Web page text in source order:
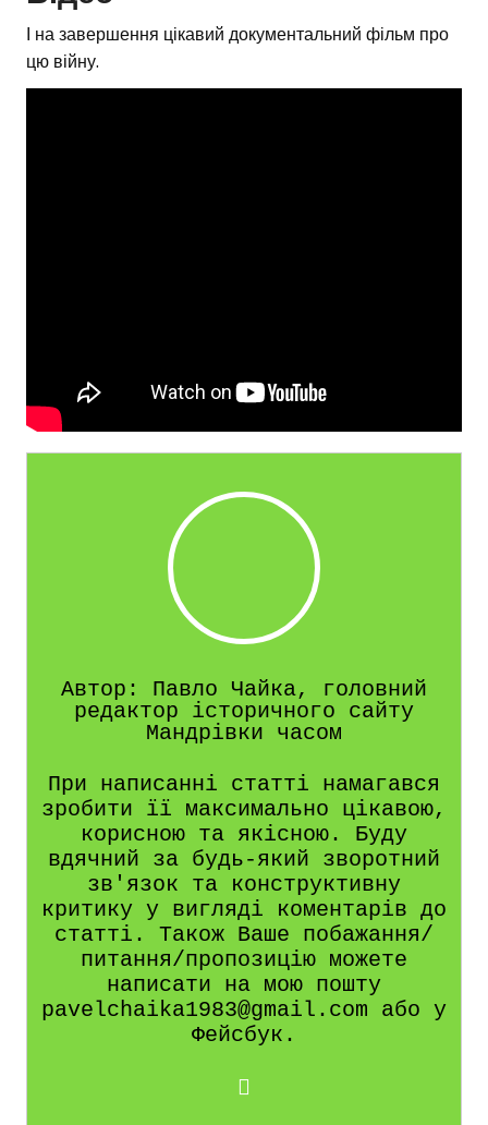
І на завершення цікавий документальний фільм про
цю війну.
Автор: Павло Чайка, головний
редактор історичного сайту
Мандрівки часом
При написанні статті намагався
зробити її максимально цікавою,
корисною та якісною. Буду
вдячний за будь-який зворотний
зв'язок та конструктивну
критику у вигляді коментарів до
статті. Також Ваше побажання/
питання/пропозицію можете
написати на мою пошту
pavelchaika1983@gmail.com або у
Фейсбук.